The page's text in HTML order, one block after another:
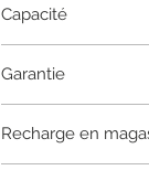
Capacité
Garantie
Recharge en